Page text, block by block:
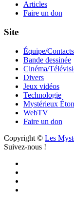
Articles
Faire un don
Site
Équipe/Contacts
Bande dessinée
Cinéma/
Divers
Jeux vidéos
Technologie
Mystérieux
WebTV
Faire un don
Copyright © Les
Suivez-nous !